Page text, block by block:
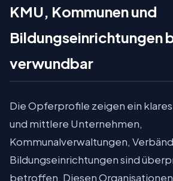
KMU, Kommunen und
Bildungseinrichtungen
verwundbar
Die Opferprofile zeigen ein
und mittlere Unternehmen,
Kommunalverwaltungen,
Bildungseinrichtungen sind
betroffen. Diesen